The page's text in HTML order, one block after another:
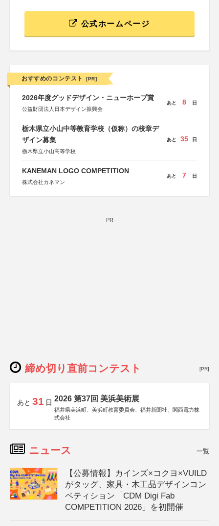
公式ホームページ
おすすめのコンテスト [PR]
2026年度グッドデザイン・ニューホープ賞
公益財団法人日本デザイン振興会
あと 8 日
栃木県立小山中等教育学校（仮称）の校章デ
ザイン募集
栃木県立小山高等学校
あと 35 日
KANEMAN LOGO COMPETITION
株式会社カネマン
あと 7 日
PR
締め切り直前コンテスト [PR]
あと 31 日 2026 第37回 美浜美術展
福井県美浜町、美浜町教育委員会、福井新聞社、関西電力株
式会社
ニュース 一覧
【公募情報】カインズ×コクヨ×VUILD
がタッグ、家具・木工品デザインコン
ペティション「CDM Digi Fab
COMPETITION 2026」を初開催